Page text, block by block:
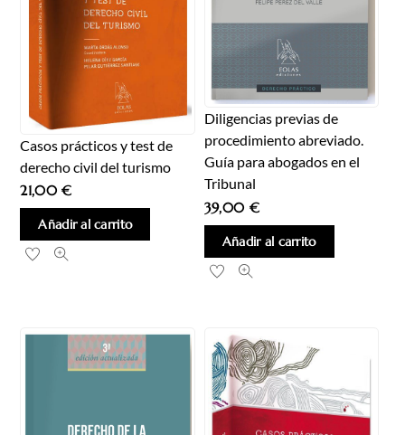
Casos prácticos y test de
derecho civil del turismo
21,00€
Añadir al carrito
Diligencias previas de
procedimiento abreviado.
Guía para abogados en el
Tribunal
39,00 €
Añadir al carrito